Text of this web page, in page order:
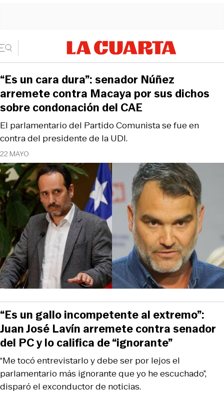
22 MAYO
El parlamentario del Partido Comunista se fue en
contra del presidente de la UDI.
“Es un cara dura”: senador Núñez
arremete contra Macaya por sus dichos
sobre condonación del CAE
“Me tocó entrevistarlo y debe ser por lejos el
parlamentario más ignorante que yo he escuchado”,
disparó el exconductor de noticias.
“Es un gallo incompetente al extremo”:
Juan José Lavín arremete contra senador
del PC y lo califica de “ignorante”